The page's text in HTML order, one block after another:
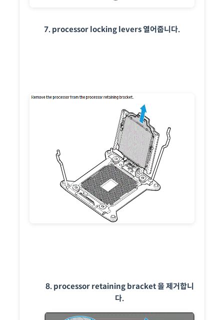
7. processor locking levers 열어줍니다.
8. processor retaining bracket 을 제거합니
다.